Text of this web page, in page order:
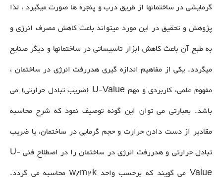
گرمایشی در ساختمانها از طریق درب و پنجره ها صورت میگیرد ، لذا
پژوهش و تحقیق در این مورد میتواند باعث کاهش مصرف انرژی و
به طبع آن باعث کاهش ابزار تاسیساتی در ساختمانها و دیگر صنایع
میگردد. یکی از مفاهیم اندازه گیری هدررفت انرژی در ساختمان ،
مفهوم علمی، کاربردی و مهم U-Value (ضریب تبادل حرارتی) می
باشد. بعبارتی می توان این گونه توصیف نمود که شرح محاسبه
مقادیر از دست دادن حرارت و حجم گرمایی در ساختمان، یا ضریب
تبادل حرارتی و هدررفت انرژی در ساختمان را در اصطلاح فنی U-
Value می گویند که برحسب واحد w/m2k محاسبه می گردد.